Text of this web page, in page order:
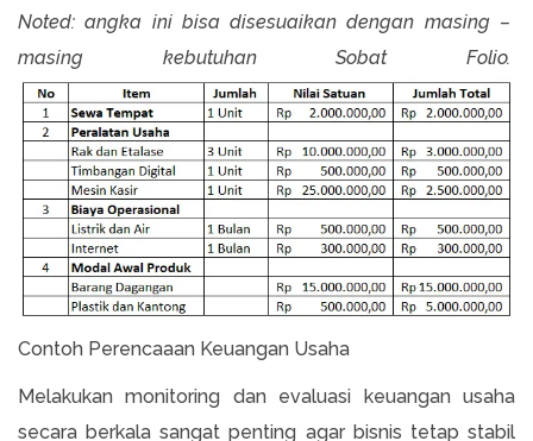
Noted: angka ini bisa disesuaikan dengan masing –
masing kebutuhan Sobat Folio.
Contoh Perencaaan Keuangan Usaha
Melakukan monitoring dan evaluasi keuangan usaha
secara berkala sangat penting agar bisnis tetap stabil